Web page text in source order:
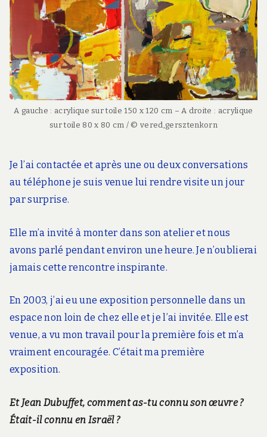
A gauche : acrylique sur toile 150 x 120 cm – A droite : acrylique
sur toile 80 x 80 cm / © vered,gersztenkorn
Je l’ai contactée et après une ou deux conversations
au téléphone je suis venue lui rendre visite un jour
par surprise.
Elle m’a invité à monter dans son atelier et nous
avons parlé pendant environ une heure. Je n’oublierai
jamais cette rencontre inspirante.
En 2003, j’ai eu une exposition personnelle dans un
espace non loin de chez elle et je l’ai invitée. Elle est
venue, a vu mon travail pour la première fois et m’a
vraiment encouragée. C’était ma première
exposition.
Et Jean Dubuffet, comment as-tu connu son œuvre ?
Était-il connu en Israël ?